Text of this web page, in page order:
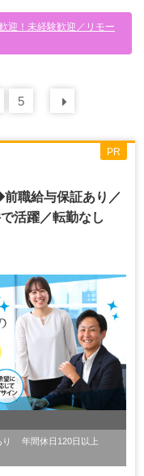
迎！未経験歓迎／リモー
5
職給与保証あり／
活躍／転勤なし
年間休日120日以上
PR